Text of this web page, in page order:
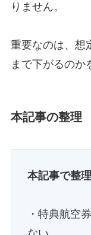
りません。
重要なのは、想
まで下がるのか
本記事の整理
本記事で整
・特典航空